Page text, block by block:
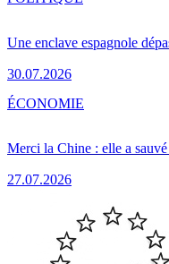
Une enclave espagnole
30.07.2026
Merci la Chine : elle a
27.07.2026
ÉCONOMIE